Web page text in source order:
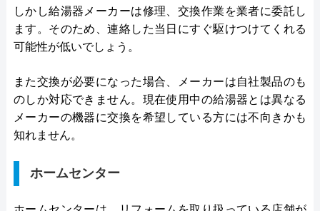
しかし給湯器メーカーは修理、交換作業を業者に委託し
ます。そのため、連絡した当日にすぐ駆けつけてくれる
可能性が低いでしょう。
また交換が必要になった場合、メーカーは自社製品のも
のしか対応できません。現在使用中の給湯器とは異なる
メーカーの機器に交換を希望している方には不向きかも
知れません。
ホームセンター